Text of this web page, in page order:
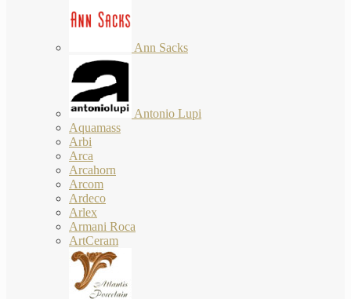
Ann Sacks
Antonio Lupi
Aquamass
Arbi
Arca
Arcahorn
Arcom
Ardeco
Arlex
Armani Roca
ArtCeram